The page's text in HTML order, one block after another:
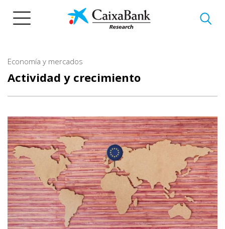
Economía y mercados
Actividad y crecimiento